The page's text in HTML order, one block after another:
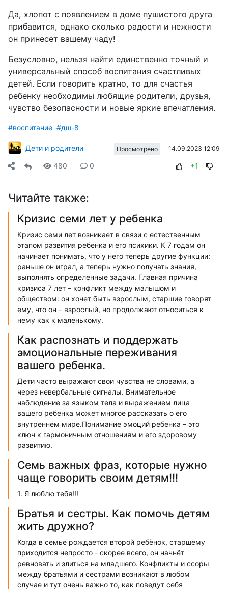
Да, хлопот с появлением в доме пушистого друга
прибавится, однако сколько радости и нежности
он принесет вашему чаду!
Безусловно, нельзя найти единственно точный и
универсальный способ воспитания счастливых
детей. Если говорить кратно, то для счастья
ребенку необходимы любящие родители, друзья,
чувство безопасности и новые яркие впечатления.
#воспитание #дш-8
Дети и родители Просмотрено 14.09.2023 12:09
480 0 +1
Читайте также:
Кризис семи лет у ребенка
Кризис семи лет возникает в связи с естественным
этапом развития ребенка и его психики. К 7 годам он
начинает понимать, что у него теперь другие функции:
раньше он играл, а теперь нужно получать знания,
выполнять определенные задачи. Главная причина
кризиса 7 лет – конфликт между малышом и
обществом: он хочет быть взрослым, старшие говорят
ему, что он – взрослый, но продолжают относиться к
нему как к маленькому.
Как распознать и поддержать
эмоциональные переживания
вашего ребенка.
Дети часто выражают свои чувства не словами, а
через невербальные сигналы. Внимательное
наблюдение за языком тела и выражением лица
вашего ребенка может многое рассказать о его
внутреннем мире.Понимание эмоций ребенка – это
ключ к гармоничным отношениям и его здоровому
развитию.
Семь важных фраз, которые нужно
чаще говорить своим детям!!!
1. Я люблю тебя!!!
Братья и сестры. Как помочь детям
жить дружно?
Когда в семье рождается второй ребёнок, старшему
приходится непросто - скорее всего, он начнёт
ревновать и злиться на младшего. Конфликты и ссоры
между братьями и сестрами возникают в любом
случае и тут очень важно то, как поведут себя